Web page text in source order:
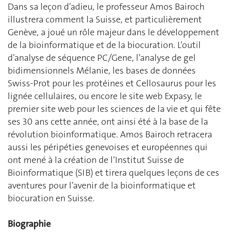
Dans sa leçon d’adieu, le professeur Amos Bairoch
illustrera comment la Suisse, et particulièrement
Genève, a joué un rôle majeur dans le développement
de la bioinformatique et de la biocuration. L’outil
d’analyse de séquence PC/Gene, l’analyse de gel
bidimensionnels Mélanie, les bases de données
Swiss-Prot pour les protéines et Cellosaurus pour les
lignée cellulaires, ou encore le site web Expasy, le
premier site web pour les sciences de la vie et qui fête
ses 30 ans cette année, ont ainsi été à la base de la
révolution bioinformatique. Amos Bairoch retracera
aussi les péripéties genevoises et européennes qui
ont mené à la création de l’Institut Suisse de
Bioinformatique (SIB) et tirera quelques leçons de ces
aventures pour l’avenir de la bioinformatique et
biocuration en Suisse.
Biographie